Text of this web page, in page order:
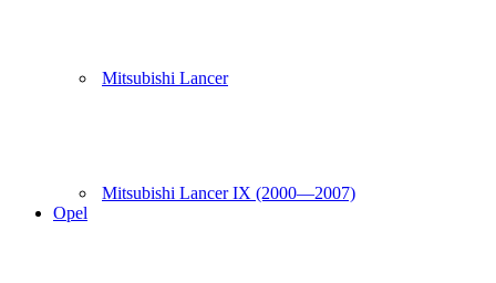
Mitsubishi Lancer
Mitsubishi Lancer IX (2000—2007)
Opel